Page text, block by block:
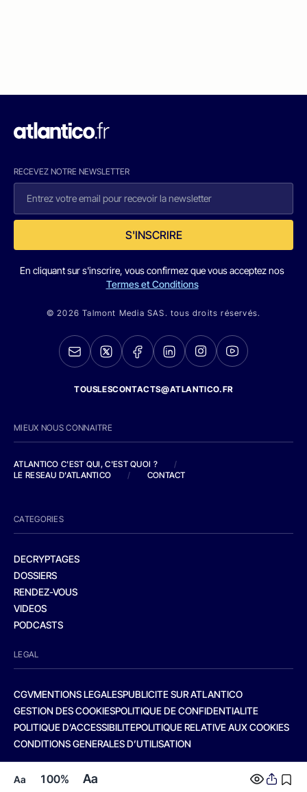
Aa 100% Aa
RECEVEZ NOTRE NEWSLETTER
S'INSCRIRE
En cliquant sur s'inscrire, vous confirmez que vous acceptez nos
Termes et Conditions
© 2026 Talmont Media SAS. tous droits réservés.
TOUSLESCONTACTS@ATLANTICO.FR
MIEUX NOUS CONNAITRE
ATLANTICO C'EST QUI, C'EST QUOI ?
/
LE RESEAU D'ATLANTICO
/ CONTACT
CATEGORIES
DECRYPTAGES
DOSSIERS
RENDEZ-VOUS
VIDEOS
PODCASTS
LEGAL
CGVMENTIONS LEGALESPUBLICITE SUR ATLANTICO
GESTION DES COOKIESPOLITIQUE DE CONFIDENTIALITE
POLITIQUE D’ACCESSIBILITEPOLITIQUE RELATIVE AUX COOKIES
CONDITIONS GENERALES D’UTILISATION